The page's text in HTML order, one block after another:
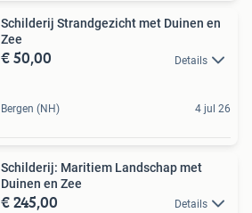
Schilderij Strandgezicht met Duinen en
Zee
€ 50,00 Details
Bergen (NH) 4 jul 26
Schilderij: Maritiem Landschap met
Duinen en Zee
€ 245,00 Details